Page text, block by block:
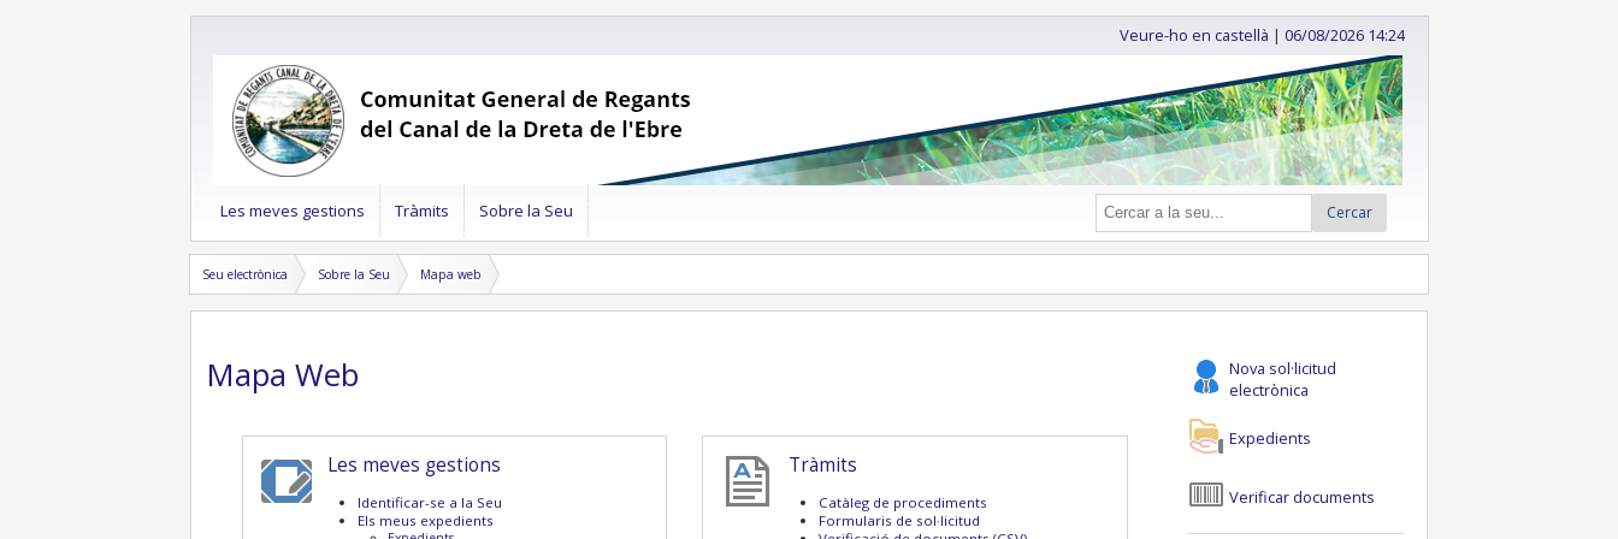
Veure-ho en castellà | 06/08/2026 14:24
Les meves gestions Tràmits Sobre la Seu Cercar
Seu electrònica Sobre la Seu Mapa web
Mapa Web
Les meves gestions
Identificar-se a la Seu
Els meus expedients
Tràmits
Catàleg de procediments
Formularis de sol·licitud
Nova sol·licitud
electrònica
Expedients
Verificar documents